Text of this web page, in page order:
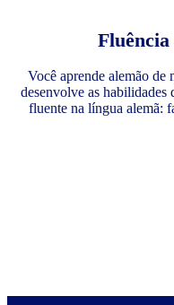
Fluência
Você aprende alemão de
desenvolve as habilidades
fluente na língua alemã: